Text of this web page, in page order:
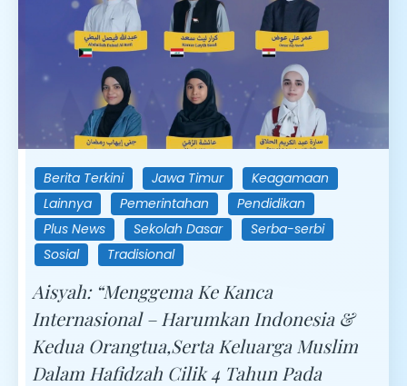
Berita Terkini Jawa Timur
Keagamaan
Lainnya
Pemerintahan
Pendidikan
Plus News
Sekolah Dasar
Serba-serbi
Sosial
Tradisional
Aisyah: “Menggema Ke Kanca
Internasional – Harumkan Indonesia &
Kedua Orangtua,Serta Keluarga Muslim
Dalam Hafidzah Cilik 4 Tahun Pada